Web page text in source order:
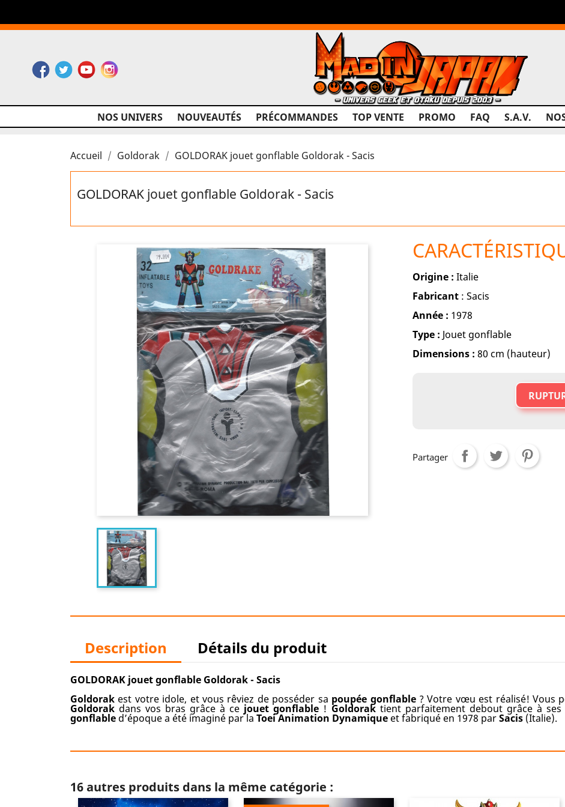
Facebook
TwitterYouTubeInstagram
NOS UNIVERS NOUVEAUTÉS PRÉCOMMANDES TOP VENTE PROMO FAQ S.A.V.
Accueil Goldorak GOLDORAK jouet gonflable Goldorak - Sacis
GOLDORAK jouet gonflable Goldorak - Sacis
Origine : Italie
Fabricant : Sacis
Année : 1978
Type : Jouet gonflable
Dimensions : 80 cm (hauteur)
Partager
Description Détails du produit
GOLDORAK jouet gonflable Goldorak - Sacis
Goldorak est votre idole, et vous rêviez de posséder sa poupée gonflable? Votre vœu est réalisé! Vous
Goldorak dans vos bras grâce à ce jouet gonflable ! Goldoraktient parfaitement debout grâce à ses
gonflable d’époque a été imaginé par la Toei Animation Dynamique et fabriqué en 1978 parSacis (Italie).
16 autres produits dans la même catégorie :